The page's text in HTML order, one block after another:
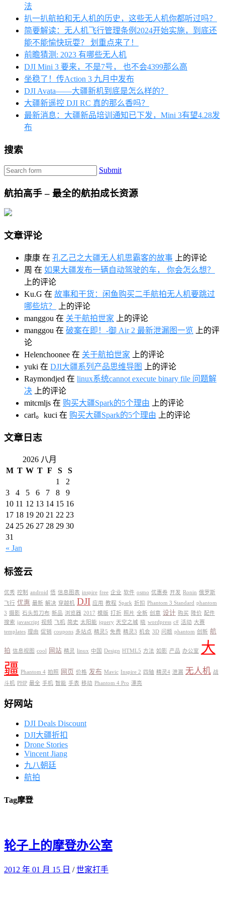
法
扒一扒航拍和无人机的历史，这些无人机你都听过吗？
简要解读：无人机飞行管理条例2024开始实施，到底还
能不能愉快玩耍？ 划重点来了！
前瞻猜测: 2023 有哪些无人机
DJI Mini 3 要来，不是7号， 也不会4399那么高
坐稳了！传Action 3 九月中发布
DJI Avata——大疆新机到底是怎么样的？
大疆新遥控 DJI RC 真的那么香吗？
最新消息：大疆新品培训通知已下发，Mini 3有望4.28发
布
搜索
Submit
航拍高手 – 最全的航拍成长资源
文章评论
康康 在 孔乙己之大疆无人机思霸客的故事 上的评论
周 在 如果大疆发布一辆自动驾驶的车， 你会怎么想？
上的评论
Ku.G 在 故事和干货：闲鱼购买二手航拍无人机要跳过
哪些坑？
上的评论
manggou 在 关于航拍世家 上的评论
manggou 在 破案在即！-御 Air 2 最新泄漏图一览 上的评
论
Helenchoonee 在 关于航拍世家 上的评论
yuki 在 DJI大疆系列产品思维导图
上的评论
Raymondjed 在 linux系统cannot execute binary file 问题解
决 上的评论
mitcmljs 在 购买大疆Spark的5个理由 上的评论
carl。kuci 在 购买大疆Spark的5个理由 上的评论
文章日志
2026 八月
M T W T F S S
« Jan
1
2
3
4 5 6 7 8
9
10 11 12 13 14 15 16
17 18 19 20 21 22 23
24 25 26 27 28 29 30
31
标签云
优秀 控制 android 悟 信息图表 inspire free 企业 软件 osmo 优惠券 开发 Ronin 俄罗斯
飞行 优惠 最新 解决 穿越机 DJI 应用 教程 Spark 折扣 Phantom 3 Standard phantom
3 摄影 石头剪刀布 新品 浏览器 2017 模版 打折 照片 全新 创意 设计 购买 降价 配件
搜索 javascript 视频 飞机 简史 太阳能 jquery 天空之城 晓 wordpress c# 活动 大赛
templates 理由 促销 coupons 多站点 精灵5 免费 精灵3 机会 3D 问题 phantom 创新 航
拍 信息视图 cool 网站 精灵 linux 中国 Design HTML5 方法 如影 产品 办公室 大
疆 Phantom 4 拍照 网页 价格 发布 Mavic Inspire 2 四轴 精灵4 泄漏 无人机 战
斗机 PHP 最全 手机 智能 手表 移动 Phantom 4 Pro 漂亮
好网站
DJI Deals Discount
DJI大疆折扣
Drone Stories
Vincent Jiang
九八朝廷
航拍
Tag摩登
轮子上的摩登办公室
2012 年 01 月 15 日 /世家打手